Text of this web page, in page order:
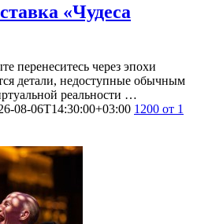
«Чудеса
перенеситесь через эпохи
детали, недоступные обычным
реальности …
08-06T14:30:00+03:00 1200 от 1